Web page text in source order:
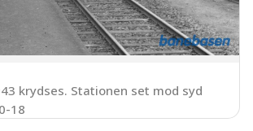
krydses. Stationen set mod syd
18